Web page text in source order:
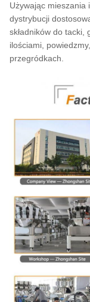
Używając mieszania
dystrybucji
składników do tacki,
ilościami,
przegródkach.